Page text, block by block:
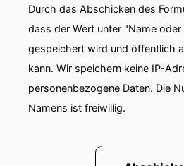
00:00:55: Kann mir
00:00:57: Das ist schon
einer großen Stadt hört.
00:01:01: Einfach wenn du's
Durch das Abschicken des
dass der Wert unter "Name
gespeichert wird und öffentlich
kann. Wir speichern keine IP-
personenbezogene Daten. Die
Namens ist freiwillig.